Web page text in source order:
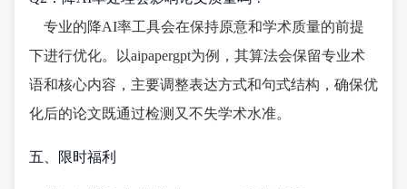
专业的降AI率工具会在保持原意和学术质量的前提
下进行优化。以aipapergpt为例，其算法会保留专业术
语和核心内容，主要调整表达方式和句式结构，确保优
化后的论文既通过检测又不失学术水准。
五、限时福利